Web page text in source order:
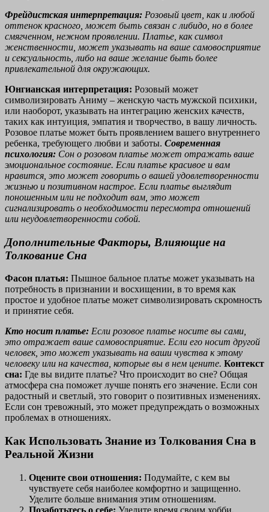
Фрейдистская интерпретация: Розовый цвет, как и любой
оттенок красного, может быть связан с либидо, но в более
смягченном, нежном проявлении. Платье, как символ
женственности, может указывать на ваше самовосприятие
и сексуальность, либо на ваше желание быть более
привлекательной для окружающих.
Юнгианская интерпретация: Розовый может
символизировать Аниму – женскую часть мужской психики,
или наоборот, указывать на интеграцию женских качеств,
таких как интуиция, эмпатия и творчество, в вашу личность.
Розовое платье может быть проявлением вашего внутреннего
ребенка, требующего любви и заботы. Современная
психология: Сон о розовом платье может отражать ваше
эмоциональное состояние. Если платье красивое и вам
нравится, это может говорить о вашей удовлетворенности
жизнью и позитивном настрое. Если платье выглядит
поношенным или не подходит вам, это может
сигнализировать о необходимости пересмотра отношений
или неудовлетворенности собой.
Дополнительные Факторы, Влияющие на
Толкование Сна
Фасон платья: Пышное бальное платье может указывать на
потребность в признании и восхищении, в то время как
простое и удобное платье может символизировать скромность
и принятие себя.
Кто носит платье: Если розовое платье носите вы сами,
это отражает ваше самовосприятие. Если его носит другой
человек, это может указывать на ваши чувства к этому
человеку или на качества, которые вы в нем цените. Контекст
сна: Где вы видите платье? Что происходит во сне? Общая
атмосфера сна поможет лучше понять его значение. Если сон
радостный и светлый, это говорит о позитивных изменениях.
Если сон тревожный, это может предупреждать о возможных
проблемах в отношениях.
Как Использовать Знание из Толкования Сна в
Реальной Жизни
Оцените свои отношения: Подумайте, с кем вы
чувствуете себя наиболее комфортно и защищенно.
Уделите больше внимания этим отношениям.
Позаботьтесь о себе: Уделите время своим хобби,